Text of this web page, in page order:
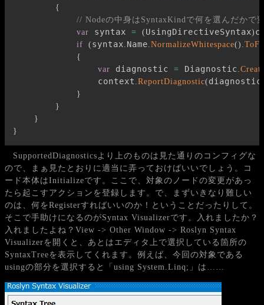
{
// Nodeの中身はSyntaxKindで何を選んだかで
var syntax = ( UsingDirectiveSyntax)
if ( syntax Name NormalizeWhitespace()
{
var diagnostic = Diagnostic
                context
ReportDiagnostic( diagnostic
}
}
}
}
SupportedDiagnosticsより上のものは見た通りのコンフィグな
ので、まぁ見たとおりに適当に弄っておけばいいでしょう。コ
ード本体はInitializeです。ここで、対象のノードの変更があっ
たら起こすアクションを登録します。で、まずいきなり難しい
のは、何をRegisterすればいいのか！ということだったりして。
そこで手助けになるのがSyntax Visualizerです。入れましたか？
入れましたよね？View -> Other Window -> Roslyn Syntax
Visualizerを開くと、あとはエディタ上で選択している箇所の
SyntaxTreeを表示してくれます。例えば、今回の対象である
usingの部分を選択すると「using System.Linq;」は……